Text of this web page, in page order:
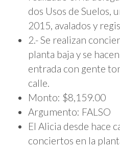
dos Usos de Suelos,
2015, avalados y
2.- Se realizan
planta baja y se
entrada con gente
calle.
Monto: $8,159.00
Argumento: FALSO
El Alicia desde hace
conciertos en la